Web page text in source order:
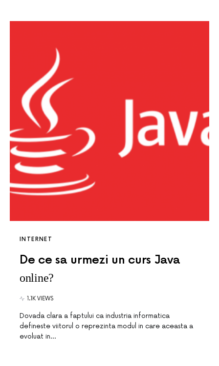
INTERNET
De ce sa urmezi un curs Java
online?
1.1K VIEWS
Dovada clara a faptului ca industria informatica
defineste viitorul o reprezinta modul in care aceasta a
evoluat in…